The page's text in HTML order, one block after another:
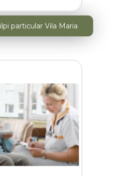
particular Vila Maria